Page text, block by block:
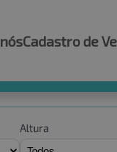
Cadastro de
Altura